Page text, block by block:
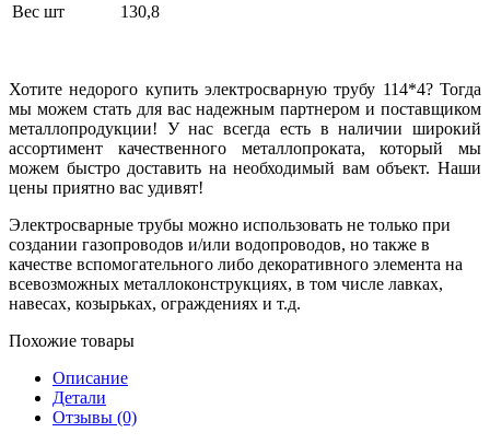
Вес шт
130,8
Хотите недорого купить электросварную трубу 114*4? Тогда
мы можем стать для вас надежным партнером и поставщиком
металлопродукции! У нас всегда есть в наличии широкий
ассортимент качественного металлопроката, который мы
можем быстро доставить на необходимый вам объект. Наши
цены приятно вас удивят!
Электросварные трубы можно использовать не только при
создании газопроводов и/или водопроводов, но также в
качестве вспомогательного либо декоративного элемента на
всевозможных металлоконструкциях, в том числе лавках,
навесах, козырьках, ограждениях и т.д.
Похожие товары
Описание
Детали
Отзывы (0)